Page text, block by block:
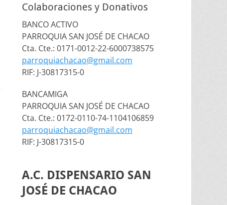
Colaboraciones y Donativos
BANCO ACTIVO
PARROQUIA SAN JOSÉ DE CHACAO
Cta. Cte.: 0171-0012-22-6000738575
parroquiachacao@gmail.com
RIF: J-30817315-0
BANCAMIGA
PARROQUIA SAN JOSÉ DE CHACAO
Cta. Cte.: 0172-0110-74-1104106859
parroquiachacao@gmail.com
RIF: J-30817315-0
A.C. DISPENSARIO SAN
JOSÉ DE CHACAO